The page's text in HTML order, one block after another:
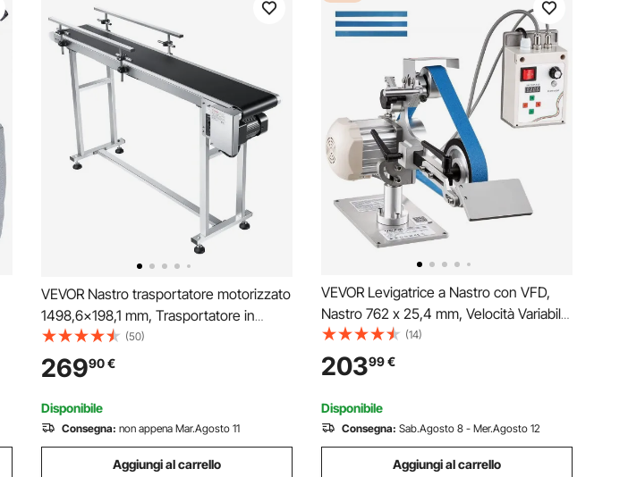
VEVOR Nastro trasportatore motorizzato
1498,6x198,1 mm, Trasportatore in
acciaio inox, Nastro trasportatore
antistatico in PVC velocità regolabile,
Trasportatore a nastro commerciale
(50)
26990€
Disponibile
Consegna: non appena Mar.Agosto 11
Aggiungi al carrello
VEVOR Levigatrice a Nastro con VFD,
Nastro 762 x 25,4 mm, Velocità Variabile
550 W, Levigatrice a Nastro
Professionale, 2 Modalità di
Smerigliatura, 3 Nastri Abrasivi per
Metalli, Coltelli, Lucidatura
(14)
20399€
Disponibile
Consegna: Sab.Agosto 8 - Mer.Agosto 12
Aggiungi al carrello